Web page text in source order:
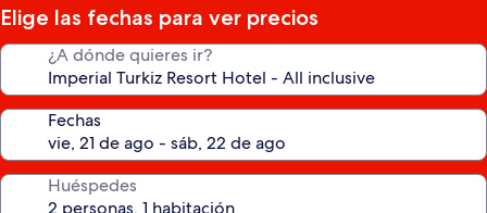
Elige las fechas para ver precios
¿A dónde quieres ir?
Fechas
Huéspedes